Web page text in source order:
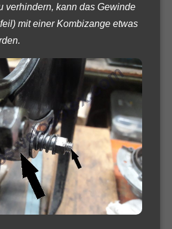
verhindern, kann das Gewinde
mit einer Kombizange etwas